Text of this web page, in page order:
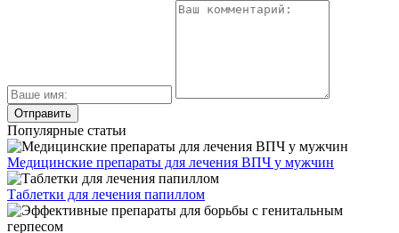
Популярные статьи
Медицинские препараты для лечения ВПЧ у мужчин
Таблетки для лечения папиллом